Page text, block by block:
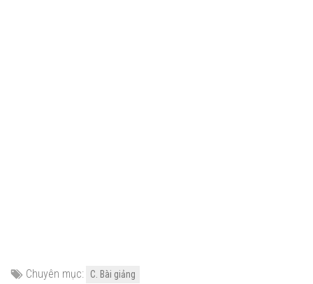
Chuyên mục:
C. Bài giảng